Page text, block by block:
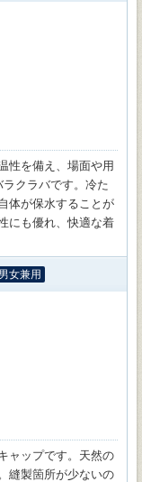
性を備え、場面や用
クラバです。冷た
体が保水することが
にも優れ、快適な着
男女兼用
ャップです。天然の
縫製箇所が少ないの